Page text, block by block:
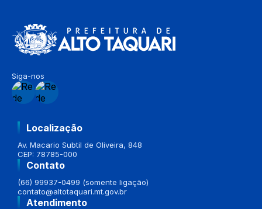
Siga-nos
Localização
Av. Macario Subtil de Oliveira, 848
CEP: 78785-000
Contato
(66) 99937-0499 (somente ligação)
contato@altotaquari.mt.gov.br
Atendimento